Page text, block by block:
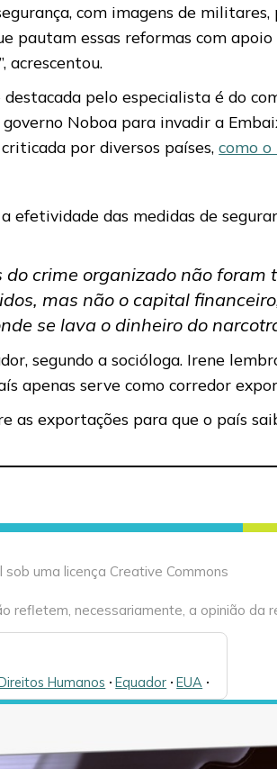
com imagens de
pautam essas reformas com
acrescentou.
pelo especialista é do
Noboa para invadir a
por diversos países,como o
efetividade das medidas de
do crime organizado não
mas não o capital
se lava o dinheiro do
segundo a socióloga. Irene
apenas serve como corredor
exportações para que o país
uma licença Creative Commons
refletem, necessariamente, a opinião da
Humanos 🞌Equador 🞌EUA 🞌